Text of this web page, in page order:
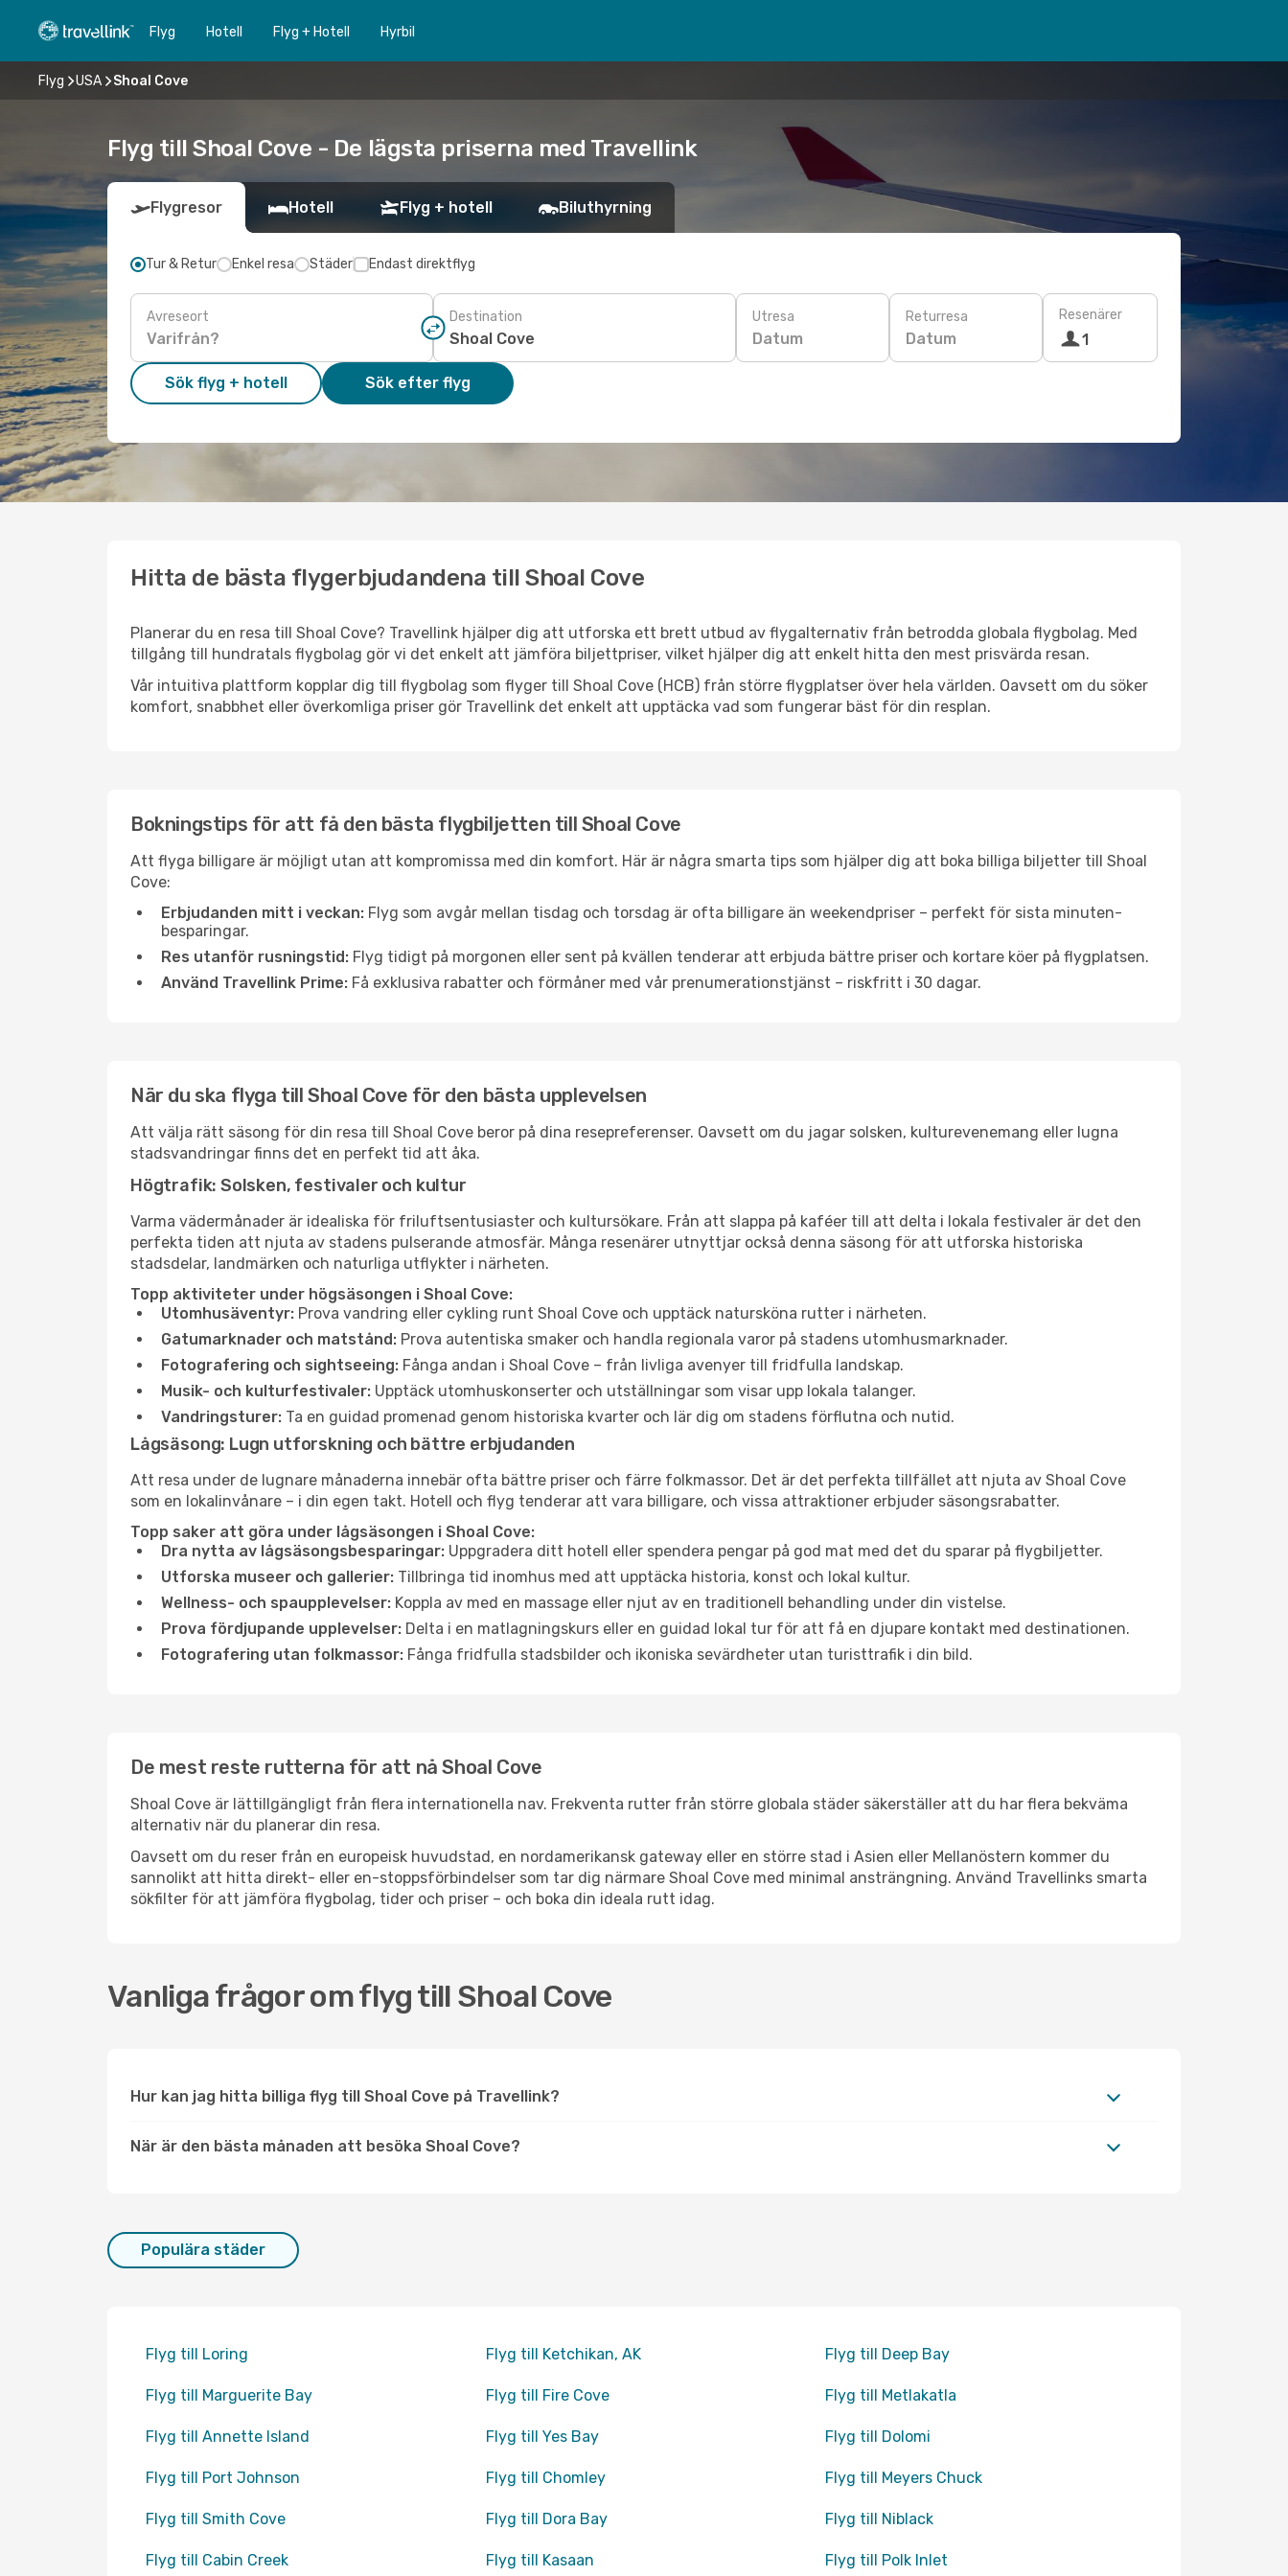
Flyg Hotell Flyg + Hotell Hyrbil
Flyg USA Shoal Cove
Flyg till Shoal Cove - De lägsta priserna med Travellink
Flygresor Hotell Flyg + hotell Biluthyrning
Tur & Retur Enkel resa Städer Endast direktflyg
Avreseort Destination Utresa
Datum
Returresa
Datum
Resenärer
1
Sök flyg + hotell Sök efter flyg
Hitta de bästa flygerbjudandena till Shoal Cove
Planerar du en resa till Shoal Cove? Travellink hjälper dig att utforska ett brett utbud av flygalternativ från betrodda globala flygbolag. Med
tillgång till hundratals flygbolag gör vi det enkelt att jämföra biljettpriser, vilket hjälper dig att enkelt hitta den mest prisvärda resan.
Vår intuitiva plattform kopplar dig till flygbolag som flyger till Shoal Cove (HCB) från större flygplatser över hela världen. Oavsett om du söker
komfort, snabbhet eller överkomliga priser gör Travellink det enkelt att upptäcka vad som fungerar bäst för din resplan.
Bokningstips för att få den bästa flygbiljetten till Shoal Cove
Att flyga billigare är möjligt utan att kompromissa med din komfort. Här är några smarta tips som hjälper dig att boka billiga biljetter till Shoal
Cove:
Erbjudanden mitt i veckan: Flyg som avgår mellan tisdag och torsdag är ofta billigare än weekendpriser – perfekt för sista minuten-
besparingar.
Res utanför rusningstid: Flyg tidigt på morgonen eller sent på kvällen tenderar att erbjuda bättre priser och kortare köer på flygplatsen.
Använd Travellink Prime: Få exklusiva rabatter och förmåner med vår prenumerationstjänst – riskfritt i 30 dagar.
När du ska flyga till Shoal Cove för den bästa upplevelsen
Att välja rätt säsong för din resa till Shoal Cove beror på dina resepreferenser. Oavsett om du jagar solsken, kulturevenemang eller lugna
stadsvandringar finns det en perfekt tid att åka.
Högtrafik: Solsken, festivaler och kultur
Varma vädermånader är idealiska för friluftsentusiaster och kultursökare. Från att slappa på kaféer till att delta i lokala festivaler är det den
perfekta tiden att njuta av stadens pulserande atmosfär. Många resenärer utnyttjar också denna säsong för att utforska historiska
stadsdelar, landmärken och naturliga utflykter i närheten.
Topp aktiviteter under högsäsongen i Shoal Cove:
Utomhusäventyr: Prova vandring eller cykling runt Shoal Cove och upptäck natursköna rutter i närheten.
Gatumarknader och matstånd: Prova autentiska smaker och handla regionala varor på stadens utomhusmarknader.
Fotografering och sightseeing: Fånga andan i Shoal Cove – från livliga avenyer till fridfulla landskap.
Musik- och kulturfestivaler: Upptäck utomhuskonserter och utställningar som visar upp lokala talanger.
Vandringsturer: Ta en guidad promenad genom historiska kvarter och lär dig om stadens förflutna och nutid.
Lågsäsong: Lugn utforskning och bättre erbjudanden
Att resa under de lugnare månaderna innebär ofta bättre priser och färre folkmassor. Det är det perfekta tillfället att njuta av Shoal Cove
som en lokalinvånare – i din egen takt. Hotell och flyg tenderar att vara billigare, och vissa attraktioner erbjuder säsongsrabatter.
Topp saker att göra under lågsäsongen i Shoal Cove:
Dra nytta av lågsäsongsbesparingar: Uppgradera ditt hotell eller spendera pengar på god mat med det du sparar på flygbiljetter.
Utforska museer och gallerier: Tillbringa tid inomhus med att upptäcka historia, konst och lokal kultur.
Wellness- och spaupplevelser: Koppla av med en massage eller njut av en traditionell behandling under din vistelse.
Prova fördjupande upplevelser: Delta i en matlagningskurs eller en guidad lokal tur för att få en djupare kontakt med destinationen.
Fotografering utan folkmassor: Fånga fridfulla stadsbilder och ikoniska sevärdheter utan turisttrafik i din bild.
De mest reste rutterna för att nå Shoal Cove
Shoal Cove är lättillgängligt från flera internationella nav. Frekventa rutter från större globala städer säkerställer att du har flera bekväma
alternativ när du planerar din resa.
Oavsett om du reser från en europeisk huvudstad, en nordamerikansk gateway eller en större stad i Asien eller Mellanöstern kommer du
sannolikt att hitta direkt- eller en-stoppsförbindelser som tar dig närmare Shoal Cove med minimal ansträngning. Använd Travellinks smarta
sökfilter för att jämföra flygbolag, tider och priser – och boka din ideala rutt idag.
Vanliga frågor om flyg till Shoal Cove
Hur kan jag hitta billiga flyg till Shoal Cove på Travellink?
När är den bästa månaden att besöka Shoal Cove?
Populära städer
Flyg till Loring Flyg till Ketchikan, AK Flyg till Deep Bay
Flyg till Marguerite Bay Flyg till Fire Cove Flyg till Metlakatla
Flyg till Annette Island Flyg till Yes Bay Flyg till Dolomi
Flyg till Port Johnson Flyg till Chomley Flyg till Meyers Chuck
Flyg till Smith Cove Flyg till Dora Bay Flyg till Niblack
Flyg till Cabin Creek Flyg till Kasaan Flyg till Polk Inlet